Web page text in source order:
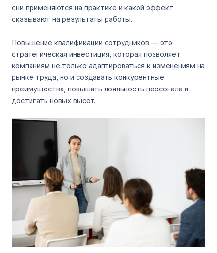
они применяются на практике и какой эффект
оказывают на результаты работы.
Повышение квалификации сотрудников — это
стратегическая инвестиция, которая позволяет
компаниям не только адаптироваться к изменениям на
рынке труда, но и создавать конкурентные
преимущества, повышать лояльность персонала и
достигать новых высот.